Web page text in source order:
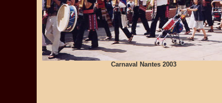
Carnaval Nantes 2003